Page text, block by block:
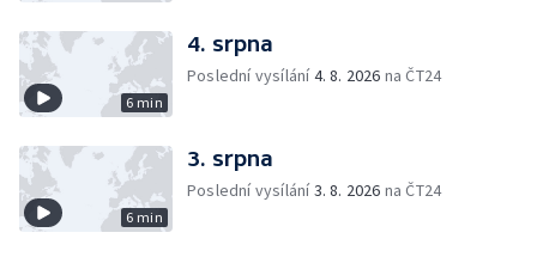
6 min
4. srpna
Poslední vysílání4. 8. 2026 na ČT24
6 min
3. srpna
Poslední vysílání3. 8. 2026 na ČT24